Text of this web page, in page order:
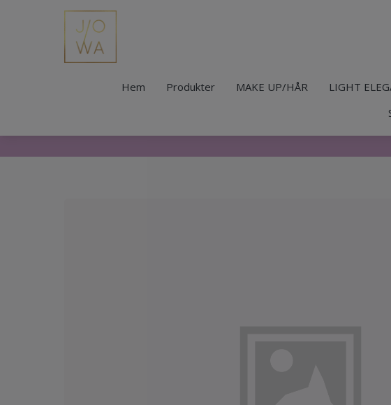
Hem Produkter MAKE UP/HÅR LIGHT